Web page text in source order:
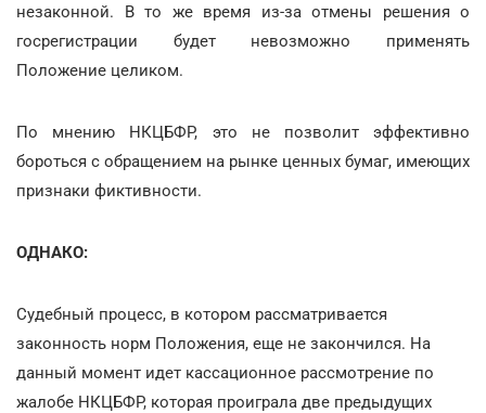
незаконной. В то же время из-за отмены решения о
госрегистрации будет невозможно применять
Положение целиком.
По мнению НКЦБФР, это не позволит эффективно
бороться с обращением на рынке ценных бумаг, имеющих
признаки фиктивности.
ОДНАКО:
Судебный процесс, в котором рассматривается
законность норм Положения, еще не закончился. На
данный момент идет кассационное рассмотрение по
жалобе НКЦБФР, которая проиграла две предыдущих